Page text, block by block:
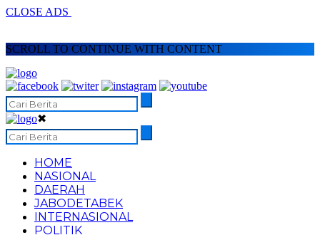
CLOSE ADS
SCROLL TO CONTINUE WITH CONTENT
✖
HOME
NASIONAL
DAERAH
JABODETABEK
INTERNASIONAL
POLITIK